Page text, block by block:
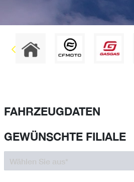
FAHRZEUGDATEN
GEWÜNSCHTE FILIALE